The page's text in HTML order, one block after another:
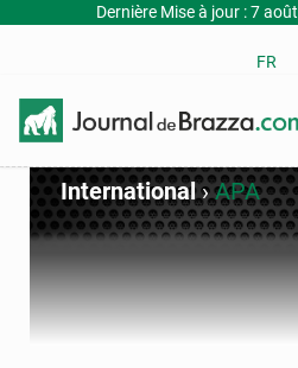
Dernière Mise à jour : 7
FR
International›APA